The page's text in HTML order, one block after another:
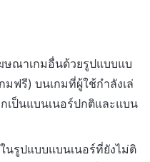
ษณาเกมอื่นด้วยรูปแบบแบ
มฟรี) บนเกมที่ผู้ใช้กำลังเล่
เป็นแบนเนอร์ปกติและแบน
นรูปแบบแบนเนอร์ที่ยังไม่ติ